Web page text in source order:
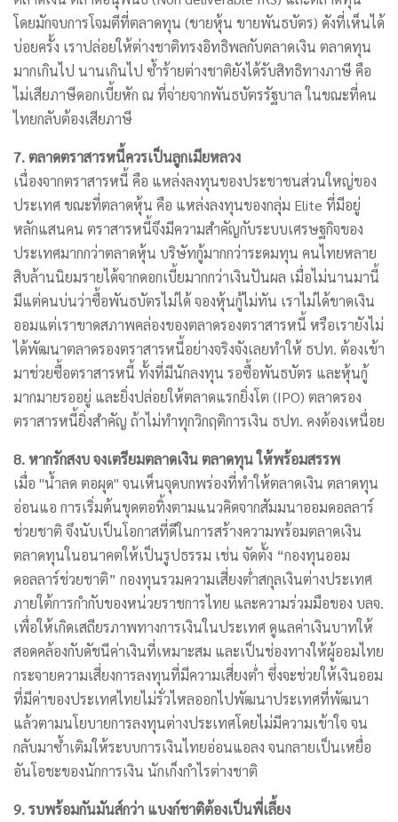
โดยมักจบการโจมตีที่ตลาดทุน (ขายหุ้น ขายพันธบัตร) ดังที่เห็นได้
บ่อยครั้ง เราปล่อยให้ต่างชาติทรงอิทธิพลกับตลาดเงิน ตลาดทุน
มากเกินไป นานเกินไป ซ้ำร้ายต่างชาติยังได้รับสิทธิทางภาษี คือ
ไม่เสียภาษีดอกเบี้ยหัก ณ ที่จ่ายจากพันธบัตรรัฐบาล ในขณะที่คน
ไทยกลับต้องเสียภาษี
7. ตลาดตราสารหนี้ควรเป็นลูกเมียหลวง
เนื่องจากตราสารหนี้ คือ แหล่งลงทุนของประชาชนส่วนใหญ่ของ
ประเทศ ขณะที่ตลาดหุ้น คือ แหล่งลงทุนของกลุ่ม Elite ที่มีอยู่
หลักแสนคน ตราสารหนี้จึงมีความสำคัญกับระบบเศรษฐกิจของ
ประเทศมากกว่าตลาดหุ้น บริษัทกู้มากกว่าระดมทุน คนไทยหลาย
สิบล้านนิยมรายได้จากดอกเบี้ยมากกว่าเงินปันผล เมื่อไม่นานมานี้
มีแต่คนบ่นว่าซื้อพันธบัตรไม่ได้ จองหุ้นกู้ไม่ทัน เราไม่ได้ขาดเงิน
ออมแต่เราขาดสภาพคล่องของตลาดรองตราสารหนี้ หรือเรายังไม่
ได้พัฒนาตลาดรองตราสารหนี้อย่างจริงจังเลยทำให้ ธปท. ต้องเข้า
มาช่วยซื้อตราสารหนี้ ทั้งที่มีนักลงทุน รอซื้อพันธบัตร และหุ้นกู้
มากมายรออยู่ และยิ่งปล่อยให้ตลาดแรกยิ่งโต (IPO) ตลาดรอง
ตราสารหนี้ยิ่งสำคัญ ถ้าไม่ทำทุกวิกฤติการเงิน ธปท. คงต้องเหนื่อย
8. หากรักสงบ จงเตรียมตลาดเงิน ตลาดทุน ให้พร้อมสรรพ
เมื่อ "น้ำลด ตอผุด" จนเห็นจุดบกพร่องที่ทำให้ตลาดเงิน ตลาดทุน
อ่อนแอ การเริ่มต้นขุดตอทิ้งตามแนวคิดจากสัมมนาออมดอลลาร์
ช่วยชาติ จึงนับเป็นโอกาสที่ดีในการสร้างความพร้อมตลาดเงิน
ตลาดทุนในอนาคตให้เป็นรูปธรรม เช่น จัดตั้ง “กองทุนออม
ดอลลาร์ช่วยชาติ” กองทุนรวมความเสี่ยงต่ำสกุลเงินต่างประเทศ
ภายใต้การกำกับของหน่วยราชการไทย และความร่วมมือของ บลจ.
เพื่อให้เกิดเสถียรภาพทางการเงินในประเทศ ดูแลค่าเงินบาทให้
สอดคล้องกับดัชนีค่าเงินที่เหมาะสม และเป็นช่องทางให้ผู้ออมไทย
กระจายความเสี่ยงการลงทุนที่มีความเสี่ยงต่ำ ซึ่งจะช่วยให้เงินออม
ที่มีค่าของประเทศไทยไม่รั่วไหลออกไปพัฒนาประเทศที่พัฒนา
แล้วตามนโยบายการลงทุนต่างประเทศโดยไม่มีความเข้าใจ จน
กลับมาซ้ำเติมให้ระบบการเงินไทยอ่อนแอลง จนกลายเป็นเหยื่อ
อันโอชะของนักการเงิน นักเก็งกำไรต่างชาติ
9. รบพร้อมกันมันส์กว่า แบงก์ชาติต้องเป็นพี่เลี้ยง